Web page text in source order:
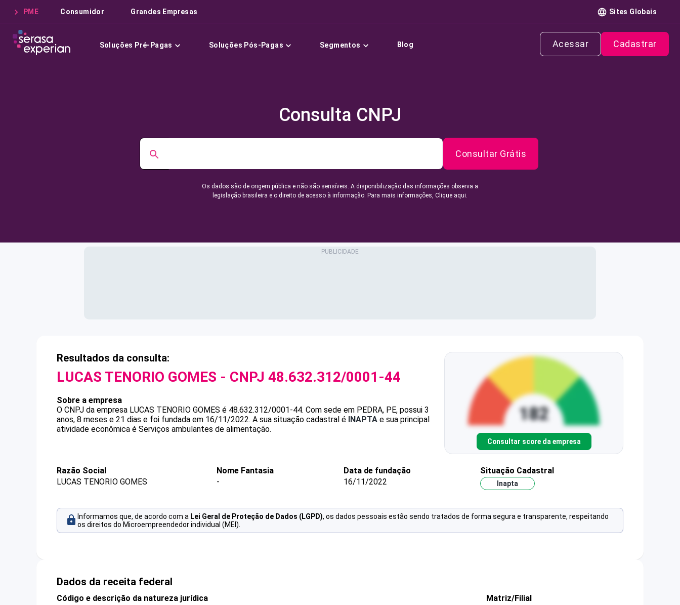
PME Consumidor Grandes Empresas Sites Globais
Soluções Pré-Pagas Soluções Pós-Pagas Segmentos Blog Acessar Cadastrar
Consulta CNPJ
Consultar Grátis
Os dados são de origem pública e não são sensíveis. A disponibilização das informações observa a
legislação brasileira e o direito de acesso à informação. Para mais informações, Clique aqui.
Resultados da consulta:
LUCAS TENORIO GOMES - CNPJ 48.632.312/0001-44
Sobre a empresa
O CNPJ da empresa LUCAS TENORIO GOMES é 48.632.312/0001-44. Com sede em PEDRA, PE, possui 3
anos, 8 meses e 21 dias e foi fundada em 16/11/2022. A sua situação cadastral é INAPTA e sua principal
atividade econômica é Serviços ambulantes de alimentação.
Consultar score da empresa
Razão Social
LUCAS TENORIO GOMES
Nome Fantasia
-
Data de fundação
16/11/2022
Situação Cadastral
Inapta
Informamos que, de acordo com a Lei Geral de Proteção de Dados (LGPD), os dados pessoais estão sendo tratados de forma segura e transparente, respeitando
os direitos do Microempreendedor individual (MEI).
Dados da receita federal
Código e descrição da natureza jurídica
Matriz/Filial